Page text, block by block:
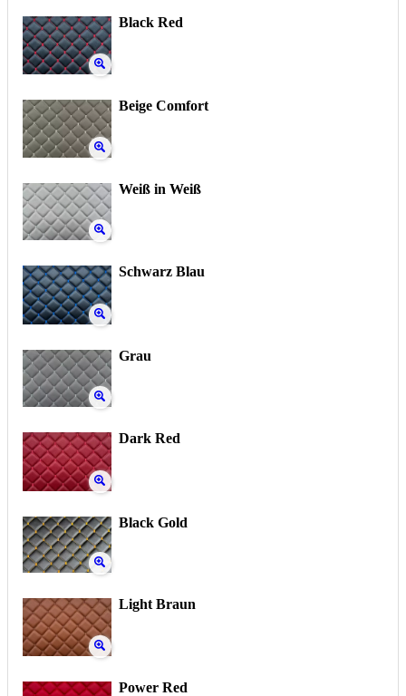
Black Red
Beige Comfort
Weiß in Weiß
Schwarz Blau
Grau
Dark Red
Black Gold
Light Braun
Power Red